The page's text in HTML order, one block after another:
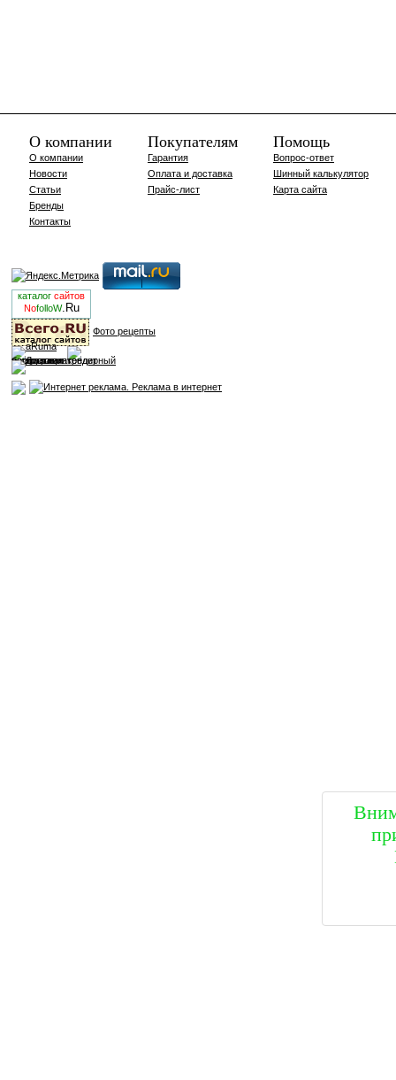
О компании
О компании
Новости
Статьи
Бренды
Контакты
Покупателям
Гарантия
Оплата и доставка
Прайс-лист
Помощь
Вопрос-ответ
Шинный калькулятор
Карта сайта
каталог сайтов
NofolloW.Ru
Фото рецепты